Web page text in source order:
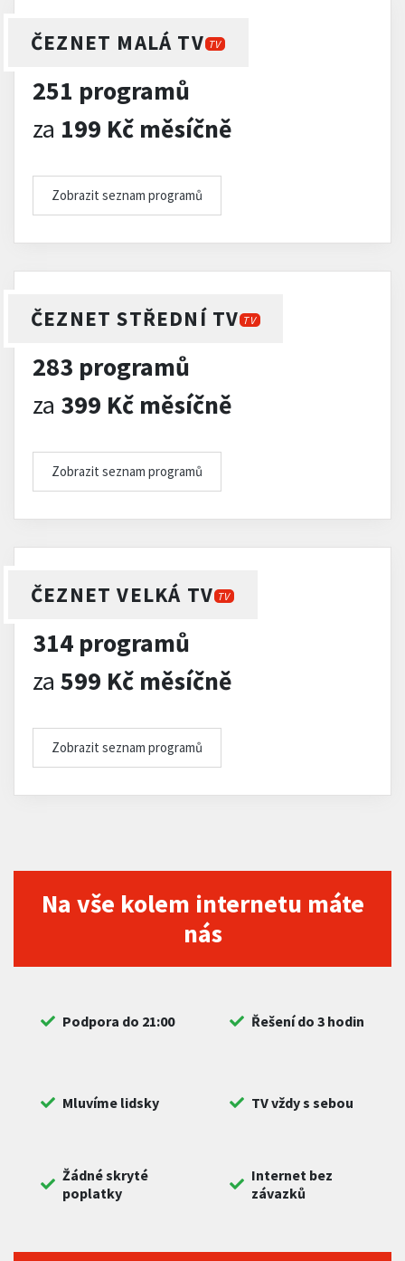
ČEZNET MALÁ TV TV
251 programů
za 199 Kč měsíčně
Zobrazit seznam programů
ČEZNET STŘEDNÍ TV TV
283 programů
za 399 Kč měsíčně
Zobrazit seznam programů
ČEZNET VELKÁ TV TV
314 programů
za 599 Kč měsíčně
Zobrazit seznam programů
Na vše kolem internetu máte
nás
Podpora do 21:00 Řešení do 3 hodin
Mluvíme lidsky TV vždy s sebou
Žádné skryté
poplatky
Internet bez
závazků